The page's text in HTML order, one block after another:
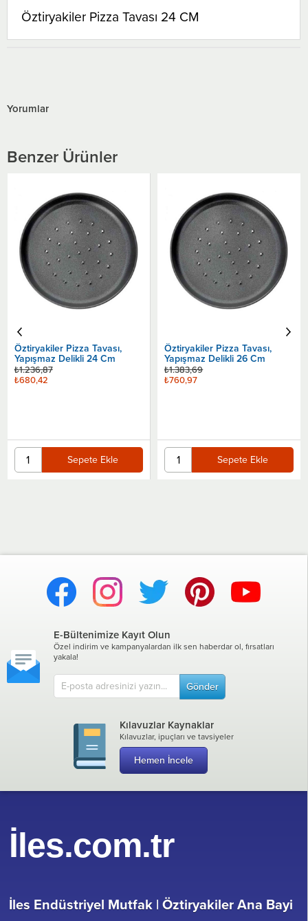
Öztiryakiler Pizza Tavası 24 CM
Yorumlar
Benzer Ürünler
Öztiryakiler Pizza Tavası,
Yapışmaz Delikli 24 Cm
₺680,42
₺1.236,87
Sepete Ekle
Öztiryakiler Pizza Tavası,
Yapışmaz Delikli 26 Cm
₺760,97
₺1.383,69
Sepete Ekle
E-Bültenimize Kayıt Olun
Özel indirim ve kampanyalardan ilk sen haberdar ol, fırsatları
yakala!
Gönder
Kılavuzlar Kaynaklar
Kılavuzlar, ipuçları ve tavsiyeler
Hemen İncele
İles.com.tr
İles Endüstriyel Mutfak |Öztiryakiler Ana Bayi